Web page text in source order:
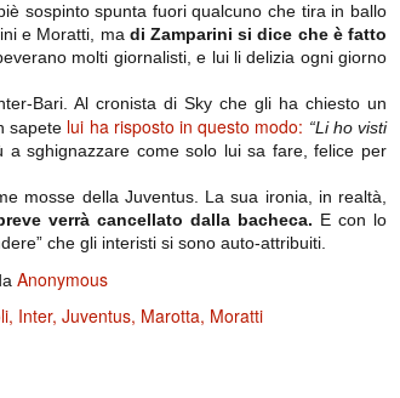
sospinto spunta fuori qualcuno che tira in ballo
e Moratti, ma di Zamparini si dice che è fatto
molti giornalisti, e lui li delizia ogni giorno
Bari. Al cronista di Sky che gli ha chiesto un
sapete lui ha risposto in questo modo: “Li ho visti
a sghignazzare come solo lui sa fare, felice per
mosse della Juventus. La sua ironia, in realtà,
verrà cancellato dalla bacheca. E con lo
che gli interisti si sono auto-attribuiti.
Anonymous
Inter Juventus Marotta Moratti
SEP
11
La sentenza di
Cassazione su
Cassazione:
"In Italia la Corte
Cassazione è al vertice
principali funzioni che le
attribuite dalla legge
sull'ordinamento
gennaio 1941 n. 12 (art.
del diritto oggettivo
Ricordiamo che